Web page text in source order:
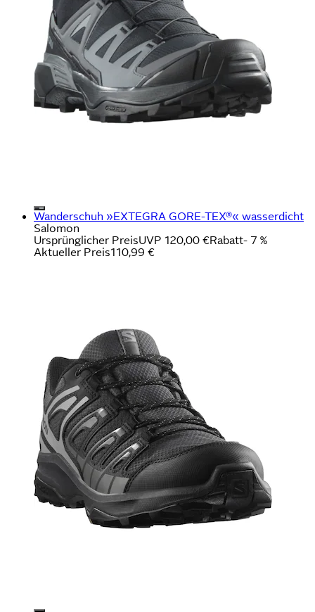
Wanderschuh »EXTEGRA GORE-TEX®« wasserdicht
Salomon
Ursprünglicher PreisUVP 120,00 €Rabatt- 7 %
Aktueller Preis110,99 €